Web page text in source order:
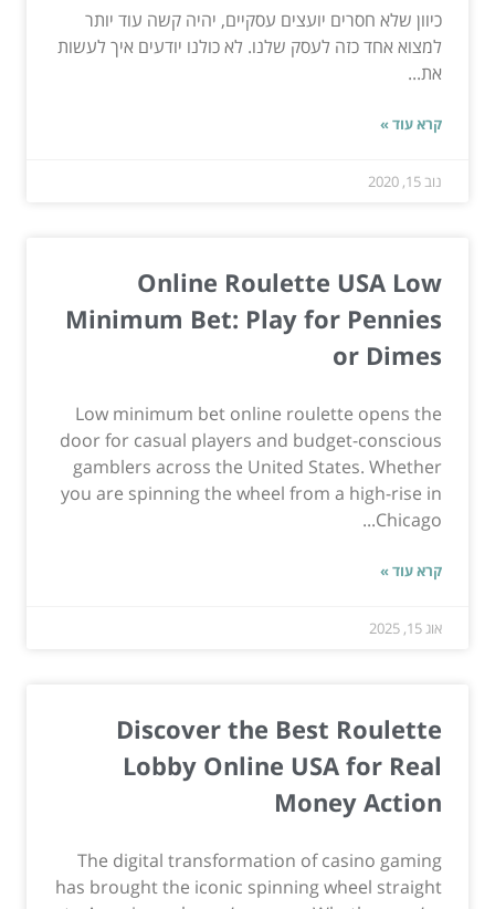
כיוון שלא חסרים יועצים עסקיים, יהיה קשה עוד יותר
למצוא אחד כזה לעסק שלנו. לא כולנו יודעים איך לעשות
את...
קרא עוד »
נוב 15, 2020
Online Roulette USA Low
Minimum Bet: Play for Pennies
or Dimes
Low minimum bet online roulette opens the
door for casual players and budget-conscious
gamblers across the United States. Whether
you are spinning the wheel from a high-rise in
Chicago...
קרא עוד »
אוג 15, 2025
Discover the Best Roulette
Lobby Online USA for Real
Money Action
The digital transformation of casino gaming
has brought the iconic spinning wheel straight